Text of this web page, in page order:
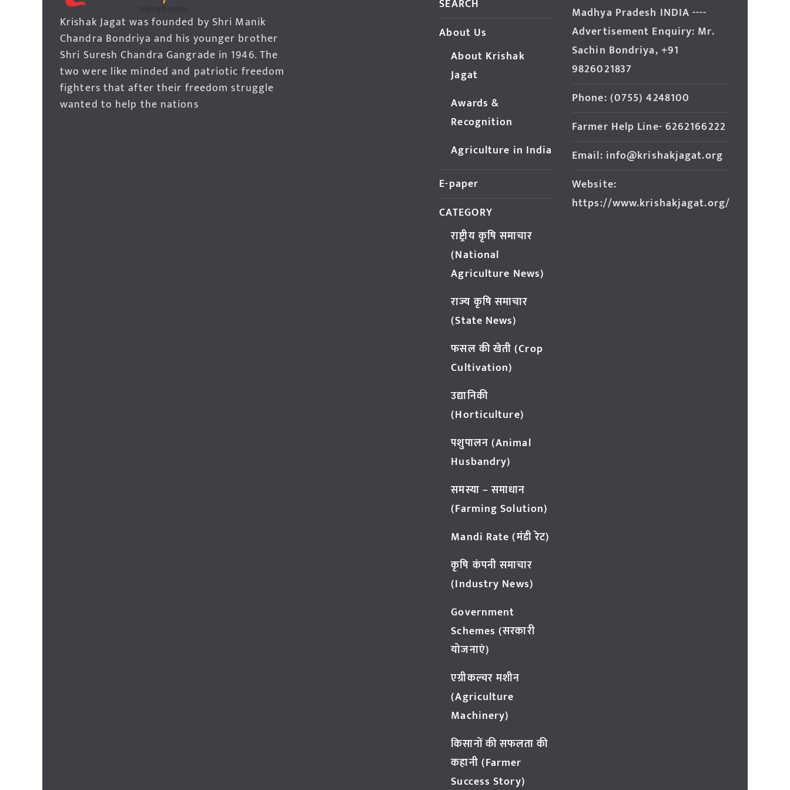
Krishak Jagat was founded by Shri Manik
Chandra Bondriya and his younger brother
Shri Suresh Chandra Gangrade in 1946. The
two were like minded and patriotic freedom
fighters that after their freedom struggle
wanted to help the nations
SEARCH
About Us
About Krishak
Jagat
Awards &
Recognition
Agriculture in India
E-paper
CATEGORY
राष्ट्रीय कृषि समाचार
(National
Agriculture News)
राज्य कृषि समाचार
(State News)
फसल की खेती (Crop
Cultivation)
उद्यानिकी
(Horticulture)
पशुपालन (Animal
Husbandry)
समस्या – समाधान
(Farming Solution)
Mandi Rate (मंडी रेट)
कृषि कंपनी समाचार
(Industry News)
Government
Schemes (सरकारी
योजनाएं)
एग्रीकल्चर मशीन
(Agriculture
Machinery)
किसानों की सफलता की
कहानी (Farmer
Success Story)
Madhya Pradesh INDIA ----
Advertisement Enquiry: Mr.
Sachin Bondriya, +91
9826021837
Phone: (0755) 4248100
Farmer Help Line- 6262166222
Email: info@krishakjagat.org
Website:
https://www.krishakjagat.org/